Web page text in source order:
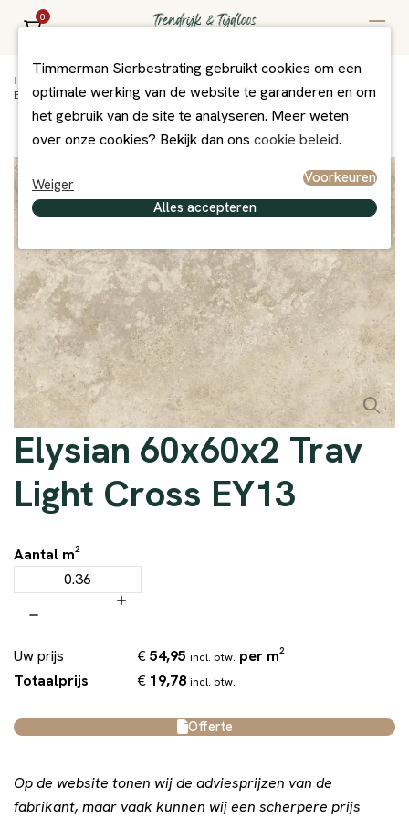
0
Home MBI Exclusief
Elysian 60x60x2 Trav Light Cross EY13
Elysian 60x60x2 Trav
Light Cross EY13
Aantal m²
Uw prijs €54,95 incl. btw. per m²
Totaalprijs
€ 19,78 incl. btw.
Offerte
Op de website tonen wij de adviesprijzen van de
fabrikant, maar vaak kunnen wij een scherpere prijs
Timmerman Sierbestrating gebruikt cookies om een
optimale werking van de website te garanderen en om
het gebruik van de site te analyseren. Meer weten
over onze cookies? Bekijk dan ons cookie beleid.
Weiger
Voorkeuren
Alles accepteren